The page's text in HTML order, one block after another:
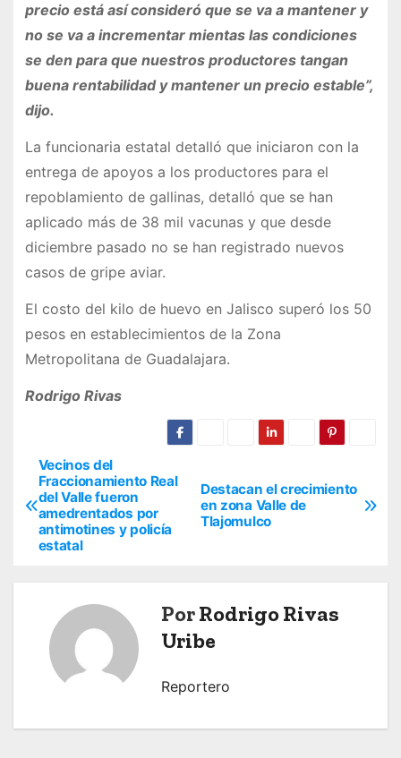
precio está así consideró que se va a mantener y
no se va a incrementar mientas las condiciones
se den para que nuestros productores tangan
buena rentabilidad y mantener un precio estable”,
dijo.
La funcionaria estatal detalló que iniciaron con la
entrega de apoyos a los productores para el
repoblamiento de gallinas, detalló que se han
aplicado más de 38 mil vacunas y que desde
diciembre pasado no se han registrado nuevos
casos de gripe aviar.
El costo del kilo de huevo en Jalisco superó los 50
pesos en establecimientos de la Zona
Metropolitana de Guadalajara.
Rodrigo Rivas
N
a
v
i
Destacan el crecimiento
en zona Valle de
Tlajomulco
Vecinos del
Fraccionamiento Real
del Valle fueron
amedrentados por
antimotines y policía
estatal
PorRodrigo Rivas
Uribe
Reportero